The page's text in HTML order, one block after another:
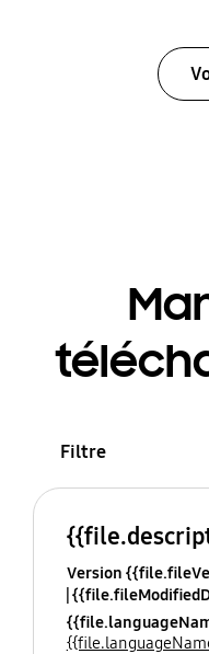
Filtre
Version